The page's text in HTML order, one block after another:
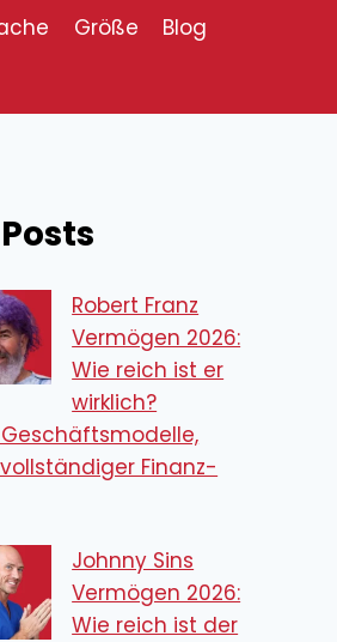
Größe
Blog
Robert Franz
Vermögen 2026:
Wie reich ist er
wirklich?
Finanz-
Johnny Sins
Vermögen 2026:
Wie reich ist der